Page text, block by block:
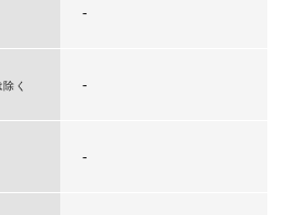
-
く -
-